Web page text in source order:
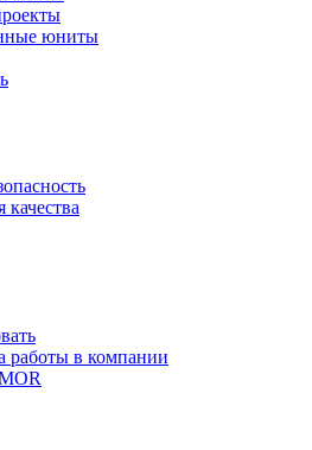
юниты
качества
работы в компании